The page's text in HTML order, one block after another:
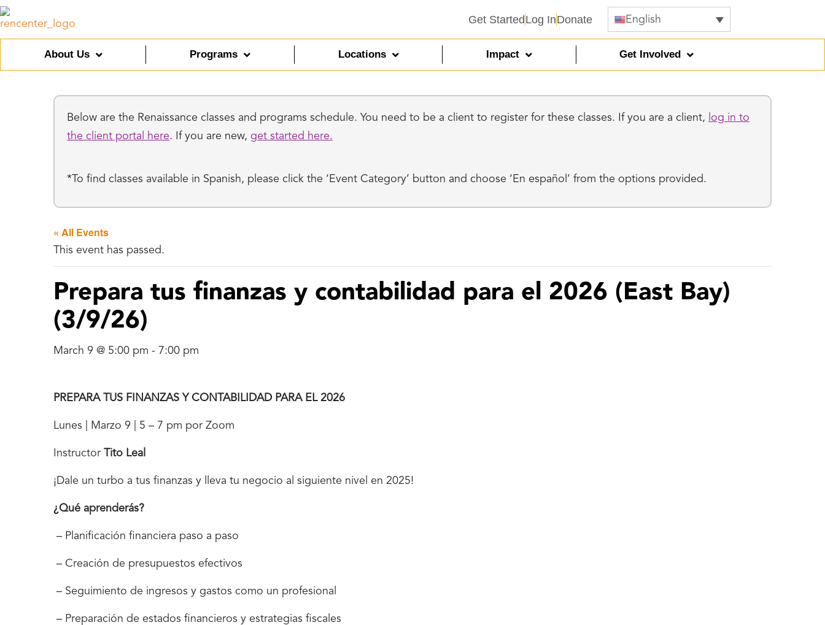
Get StartedLog InDonate English
About Us Programs Locations Impact Get Involved
Below are the Renaissance classes and programs schedule. You need to be a client to register for these classes. If you are a client,
log in to
the client portal here. If you are new, get started here.
*To find classes available in Spanish, please click the ‘Event Category’ button and choose ‘En español’ from the options provided.
« All Events
This event has passed.
Prepara tus finanzas y contabilidad para el 2026 (East Bay)
(3/9/26)
March 9 @ 5:00 pm - 7:00 pm
PREPARA TUS FINANZAS Y CONTABILIDAD PARA EL 2026
Lunes | Marzo 9 | 5 – 7 pm por Zoom
Instructor Tito Leal
¡Dale un turbo a tus finanzas y lleva tu negocio al siguiente nivel en 2025!
¿Qué aprenderás?
– Planificación financiera paso a paso
– Creación de presupuestos efectivos
– Seguimiento de ingresos y gastos como un profesional
– Preparación de estados financieros y estrategias fiscales